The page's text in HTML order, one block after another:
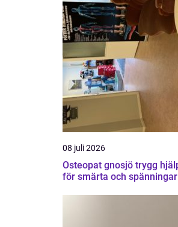
08 juli 2026
Osteopat gnosjö trygg hjälp
för smärta och spänningar